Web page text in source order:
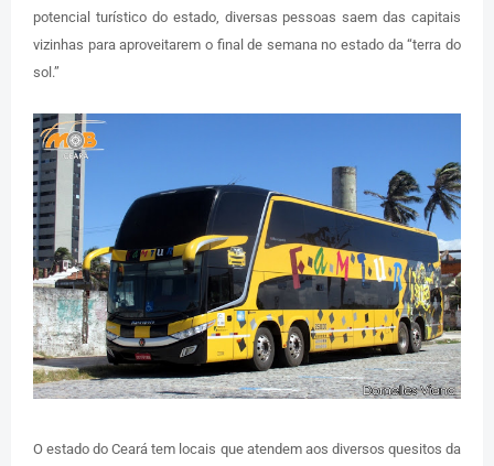
potencial turístico do estado, diversas pessoas saem das capitais
vizinhas para aproveitarem o final de semana no estado da “terra do
sol.”
O estado do Ceará tem locais que atendem aos diversos quesitos da